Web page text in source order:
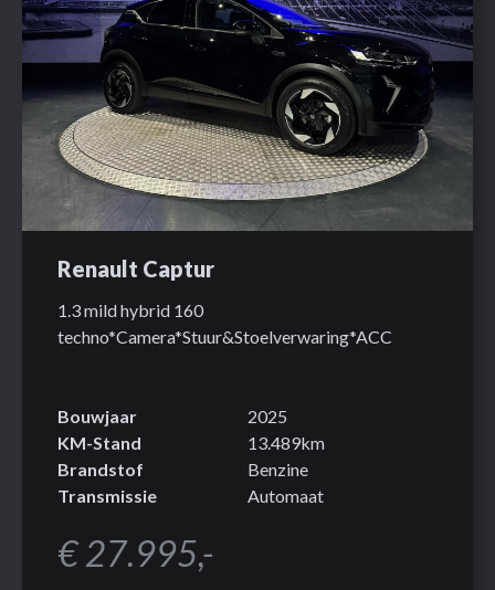
Renault Captur
1.3 mild hybrid 160
techno*Camera*Stuur&Stoelverwaring*ACC
Bouwjaar
2025
KM-Stand
13.489km
Brandstof
Benzine
Transmissie
Automaat
€ 27.995,-